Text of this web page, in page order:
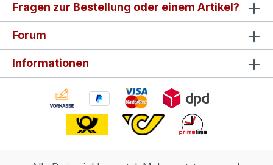
Fragen zur Bestellung oder einem Artikel?
Forum
Informationen